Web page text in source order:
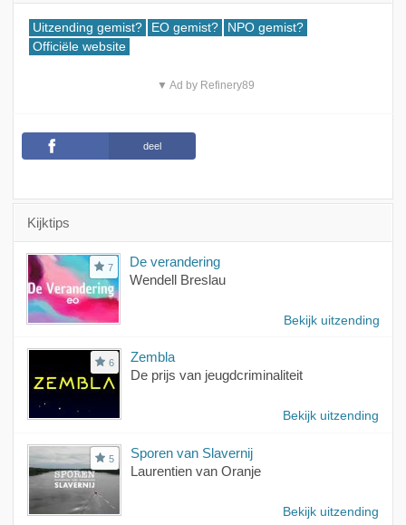
Uitzending gemist? EO gemist?
NPO gemist?
Officiële website
▼ Ad by Refinery89
deel
Kijktips
7
De verandering
Wendell Breslau
Bekijk uitzending
6
Zembla
De prijs van jeugdcriminaliteit
Bekijk uitzending
5
Sporen van Slavernij
Laurentien van Oranje
Bekijk uitzending